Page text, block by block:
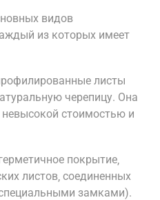
видов
из которых имеет
листы
черепицу. Она
невысокой стоимостью и
покрытие‚
листов‚ соединенных
замками).